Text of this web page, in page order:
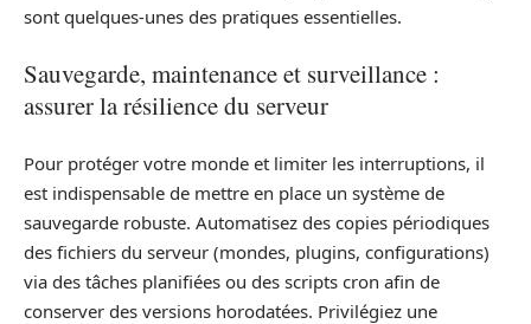
sont quelques-unes des pratiques essentielles.
Sauvegarde, maintenance et surveillance :
assurer la résilience du serveur
Pour protéger votre monde et limiter les interruptions, il
est indispensable de mettre en place un système de
sauvegarde robuste. Automatisez des copies périodiques
des fichiers du serveur (mondes, plugins, configurations)
via des tâches planifiées ou des scripts cron afin de
conserver des versions horodatées. Privilégiez une